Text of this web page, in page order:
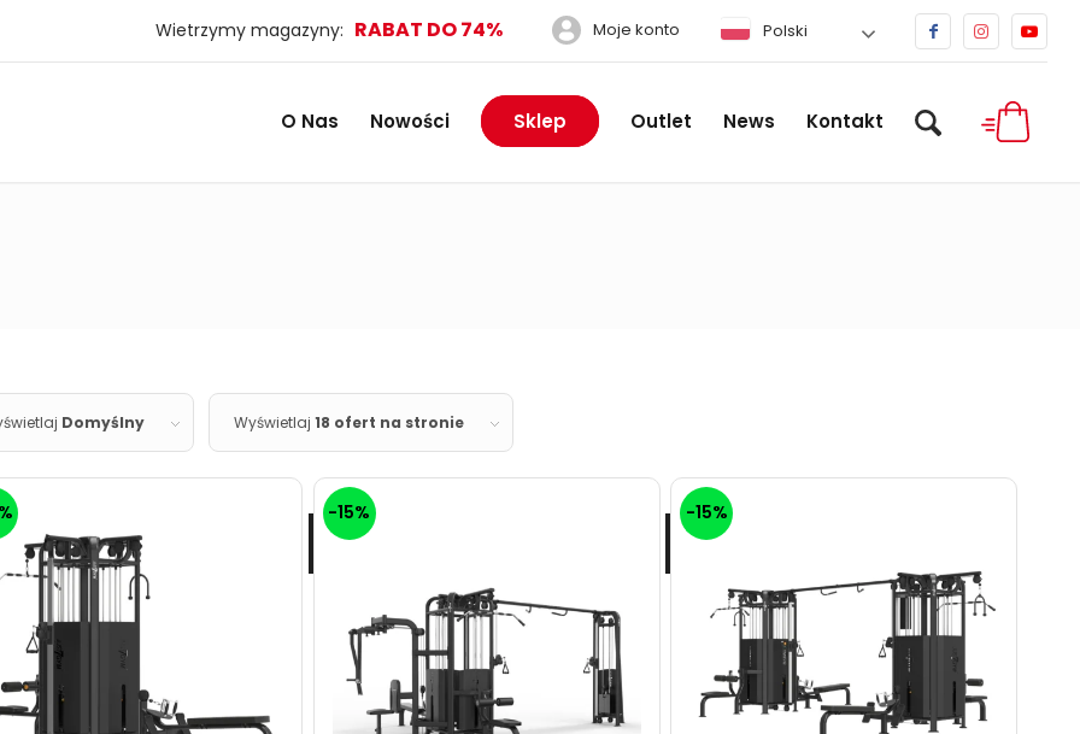
Moje konto Polski
O Nas Nowości Sklep Outlet News Kontakt
Domyślny Wyświetlaj 18 ofert na stronie
-15% -15%